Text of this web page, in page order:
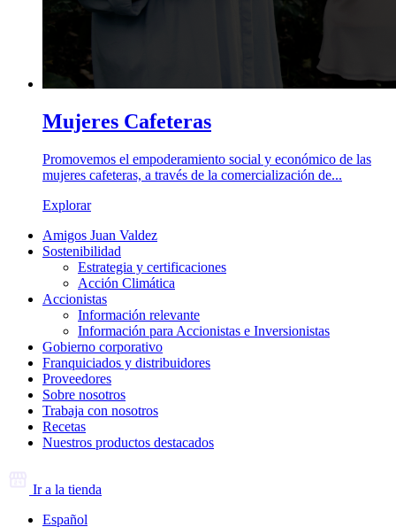
Mujeres Cafeteras
Promovemos el empoderamiento social y económico de las
mujeres cafeteras, a través de la comercialización de...
Explorar
Amigos Juan Valdez
Sostenibilidad
Estrategia y certificaciones
Acción Climática
Accionistas
Información relevante
Información para Accionistas e Inversionistas
Gobierno corporativo
Franquiciados y distribuidores
Proveedores
Sobre nosotros
Trabaja con nosotros
Recetas
Nuestros productos destacados
Ir a la tienda
Español